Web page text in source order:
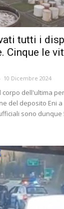
tutti i
Cinque le
- 10 Dicembre 2024
corpo dell'ultima
del deposito Eni a
sono dunque